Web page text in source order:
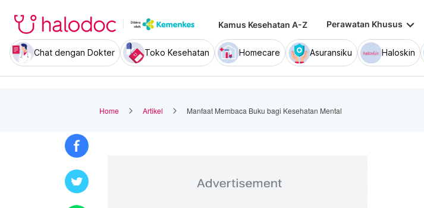
Kamus Kesehatan A-Z Perawatan Khusus keyboard_arrow_down
Chat dengan Dokter Toko Kesehatan Homecare Asuransiku Haloskin
Home Artikel Manfaat Membaca Buku bagi Kesehatan Mental